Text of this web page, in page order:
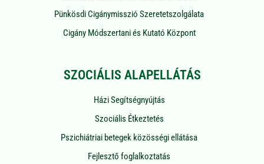
Pünkösdi Cigánymisszió Szeretetszolgálata
Cigány Módszertani és Kutató Központ
SZOCIÁLIS ALAPELLÁTÁS
Házi Segítségnyújtás
Szociális Étkeztetés
Pszichiátriai betegek közösségi ellátása
Fejlesztő foglalkoztatás